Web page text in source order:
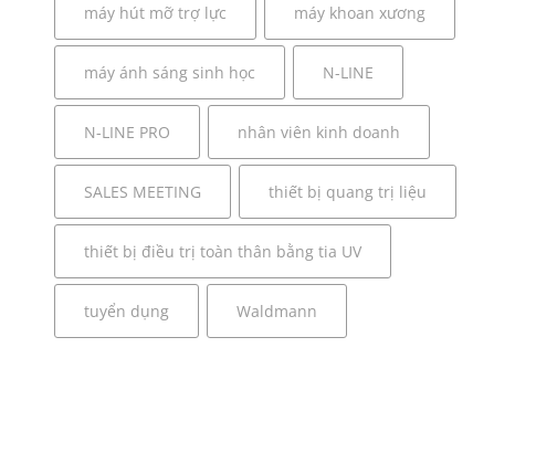
máy hút mỡ trợ lực máy khoan xương
máy ánh sáng sinh học N-LINE
N-LINE PRO nhân viên kinh doanh
SALES MEETING thiết bị quang trị liệu
thiết bị điều trị toàn thân bằng tia UV
tuyển dụng Waldmann